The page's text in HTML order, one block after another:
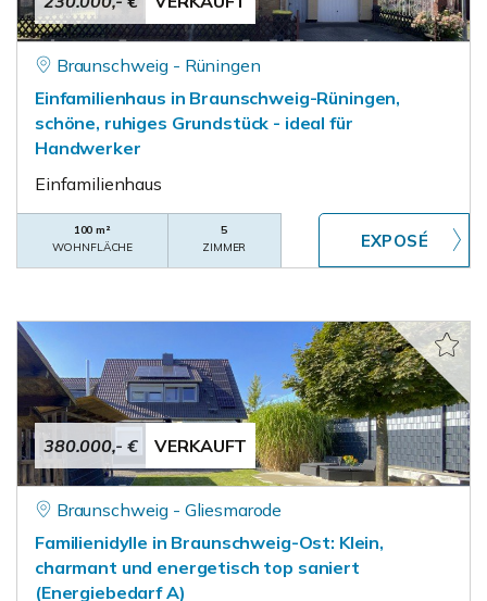
Braunschweig - Rüningen
Einfamilienhaus in Braunschweig-Rüningen,
schöne, ruhiges Grundstück - ideal für
Handwerker
Einfamilienhaus
100 m²
WOHNFLÄCHE
5
ZIMMER
380.000,- € VERKAUFT
Braunschweig - Gliesmarode
Familienidylle in Braunschweig-Ost: Klein,
charmant und energetisch top saniert
(Energiebedarf A)